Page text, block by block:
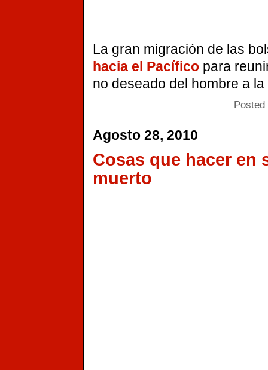
La gran migración de las
hacia el Pacífico para
no deseado del hombre a
Agosto 28, 2010
Cosas que hacer en
muerto